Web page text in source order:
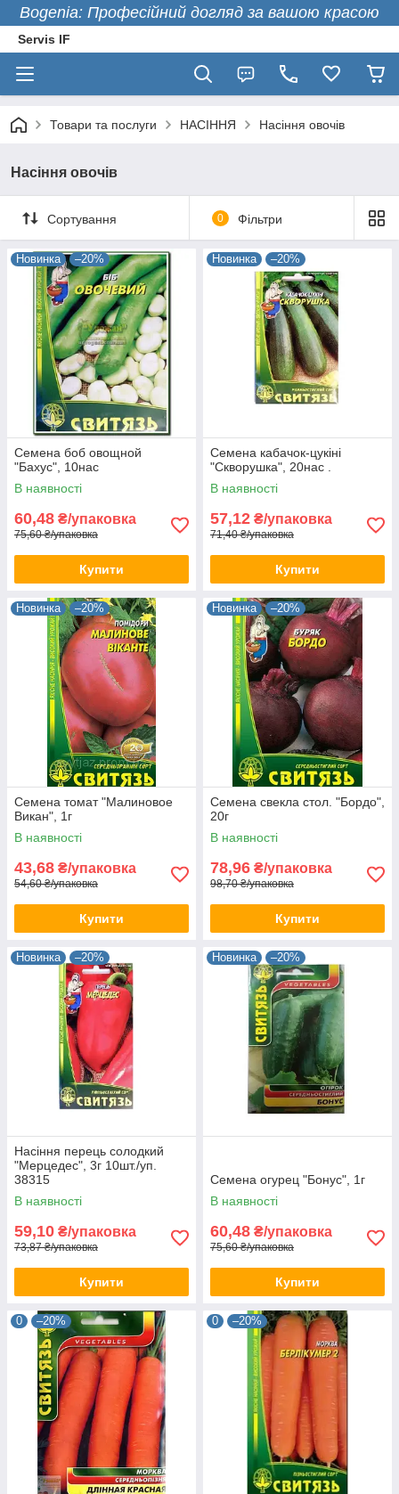
Bogenia: Професійний догляд за вашою красою
Servis IF
Товари та послуги НАСІННЯ Насіння овочів
Насіння овочів
Сортування 0 Фільтри
Новинка –20%
Семена боб овощной
"Бахус", 10нас
В наявності
60,48 ₴/упаковка
75,60 ₴/упаковка
Купити
Новинка –20%
Семена кабачок-цукiнi
"Скворушка", 20нас .
В наявності
57,12 ₴/упаковка
71,40 ₴/упаковка
Купити
Новинка –20%
Семена томат "Малиновое
Викан", 1г
В наявності
43,68 ₴/упаковка
54,60 ₴/упаковка
Купити
Новинка –20%
Семена свекла стол. "Бордо",
20г
В наявності
78,96 ₴/упаковка
98,70 ₴/упаковка
Купити
Новинка –20%
Насіння перець солодкий
"Мерцедес", 3г 10шт./уп.
38315
В наявності
59,10 ₴/упаковка
73,87 ₴/упаковка
Купити
Новинка –20%
Семена огурец "Бонус", 1г
В наявності
60,48 ₴/упаковка
75,60 ₴/упаковка
Купити
0 –20% 0 –20%